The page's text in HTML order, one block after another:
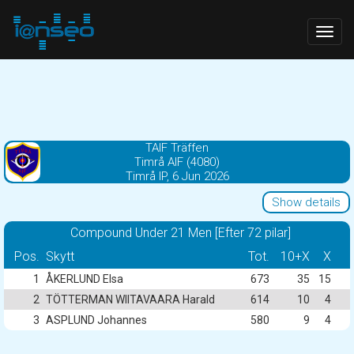
TAIF Träffen
Timrå AIF (4080)
Timrå IP, 6 Jun 2026
Show details
Compound Under 21 Men [Efter 72 pilar]
Pos. Skytt Tot. 10+X X
1 ÅKERLUND Elsa 673 35
15
2 TÖTTERMAN WIITAVAARA Harald 614 10
4
3 ASPLUND Johannes 580 9 4